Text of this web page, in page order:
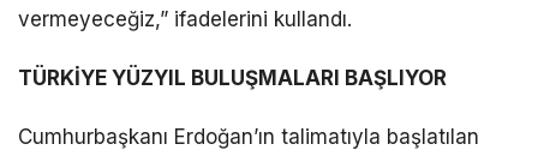
vermeyeceğiz,” ifadelerini kullandı.
TÜRKİYE YÜZYIL BULUŞMALARI BAŞLIYOR
Cumhurbaşkanı Erdoğan’ın talimatıyla başlatılan